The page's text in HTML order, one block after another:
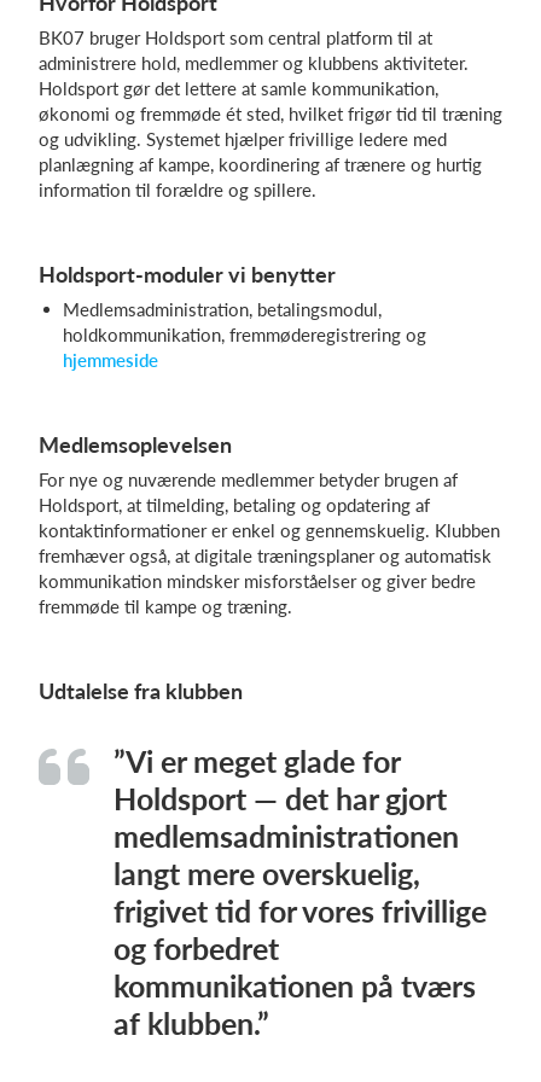
BK07 bruger Holdsport som central platform til at
administrere hold, medlemmer og klubbens aktiviteter.
Holdsport gør det lettere at samle kommunikation,
økonomi og fremmøde ét sted, hvilket frigør tid til træning
og udvikling. Systemet hjælper frivillige ledere med
planlægning af kampe, koordinering af trænere og hurtig
information til forældre og spillere.
Holdsport-moduler vi benytter
Medlemsadministration, betalingsmodul,
holdkommunikation, fremmøderegistrering og
hjemmeside
Medlemsoplevelsen
For nye og nuværende medlemmer betyder brugen af
Holdsport, at tilmelding, betaling og opdatering af
kontaktinformationer er enkel og gennemskuelig. Klubben
fremhæver også, at digitale træningsplaner og automatisk
kommunikation mindsker misforståelser og giver bedre
fremmøde til kampe og træning.
Udtalelse fra klubben
”Vi er meget glade for
Holdsport — det har gjort
medlemsadministrationen
langt mere overskuelig,
frigivet tid for vores frivillige
og forbedret
kommunikationen på tværs
af klubben.”